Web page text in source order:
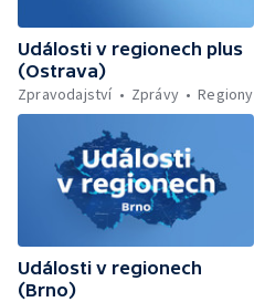
Události v regionech plus
(Ostrava)
Zpravodajství
Zprávy Regiony
Události v regionech
(Brno)